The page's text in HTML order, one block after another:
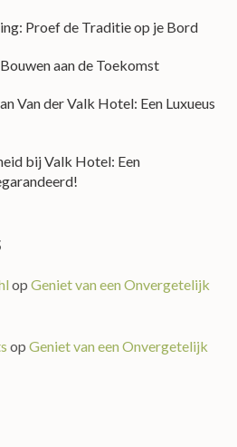
Proef de Traditie op je Bord
aan de Toekomst
Van der Valk Hotel: Een Luxueus
bij Valk Hotel: Een
op Geniet van een Onvergetelijk
op Geniet van een Onvergetelijk